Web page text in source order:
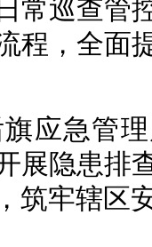
常巡查管
程，全面
应急管
展隐患排
筑牢辖区